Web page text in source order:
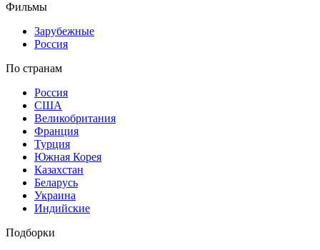
Фильмы
Зарубежные
Россия
По странам
Россия
США
Великобритания
Франция
Турция
Южная Корея
Казахстан
Беларусь
Украина
Индийские
Подборки